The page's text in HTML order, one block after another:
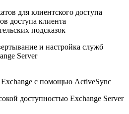
для клиентского доступа
доступа клиента
подсказок
и настройка служб
Server
с помощью ActiveSync
доступностью Exchange Server